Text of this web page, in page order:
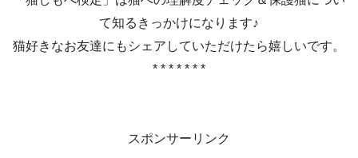
て知るきっかけになります♪
猫好きなお友達にもシェアしていただけたら嬉しいです。
* * * * * * *
スポンサーリンク